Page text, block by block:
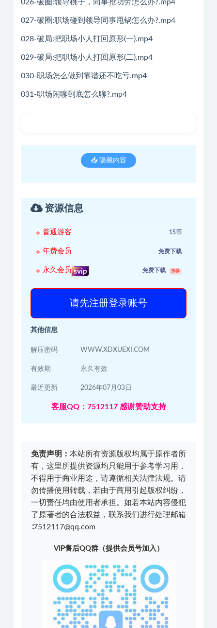
026-破圈:领导桃子，同事抢功劳怎么办?.mp4
027-破圈:职场碰到领导同事甩锅怎么办?.mp4
028-破局:把职场小人打回原形(一).mp4
029-破局:把职场小人打回原形(二).mp4
030-职场怎么做到靠谱还不吃亏.mp4
031-职场闲聊到底怎么聊?.mp4
📥 隐藏内容
资源信息
普通游客 15币
年费会员 免费下载
永久会员 svip 免费下载 推荐
请先注册登录账号
其他信息
解压密码 WWW.XDXUEXI.COM
有效期 永久有效
最近更新 2026年07月03日
客服QQ：7512117 感谢赞助支持
免责声明： 本站所有资源版权均属于原作者所
有，这里所提供资源均只能用于参考学习用，
不得用于商业用途，请遵循相关法律法规。请
勿传播使用转载，若由于商用引起版权纠纷，
一切责任均由使用者承担。如若本站内容侵犯
了原著者的合法权益，联系我们进行处理邮箱
∶7512117@qq.com
VIP售后QQ群（提供会员号加入）